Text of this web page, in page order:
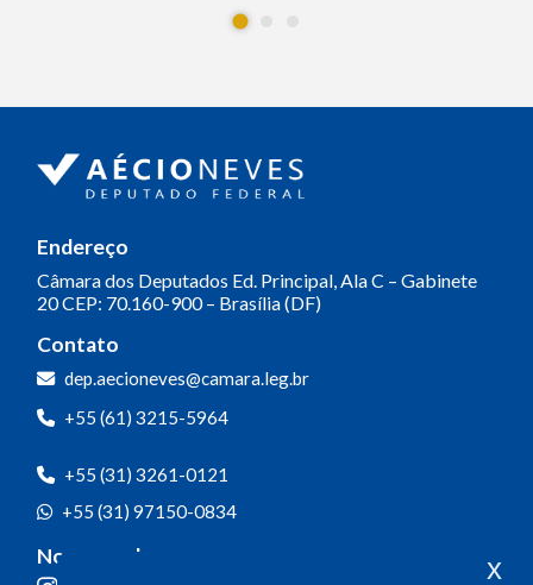
Endereço
Câmara dos Deputados Ed. Principal, Ala C – Gabinete
20CEP: 70.160-900 – Brasília (DF)
Contato
dep.aecioneves@camara.leg.br
+55 (61) 3215-5964
+55 (31) 3261-0121
+55 (31) 97150-0834
Nossas redes x